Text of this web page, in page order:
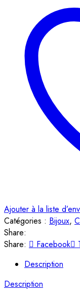
Ajouter à la liste
Catégories : Bijoux,
Share:
Share:
Facebook
Description
Description